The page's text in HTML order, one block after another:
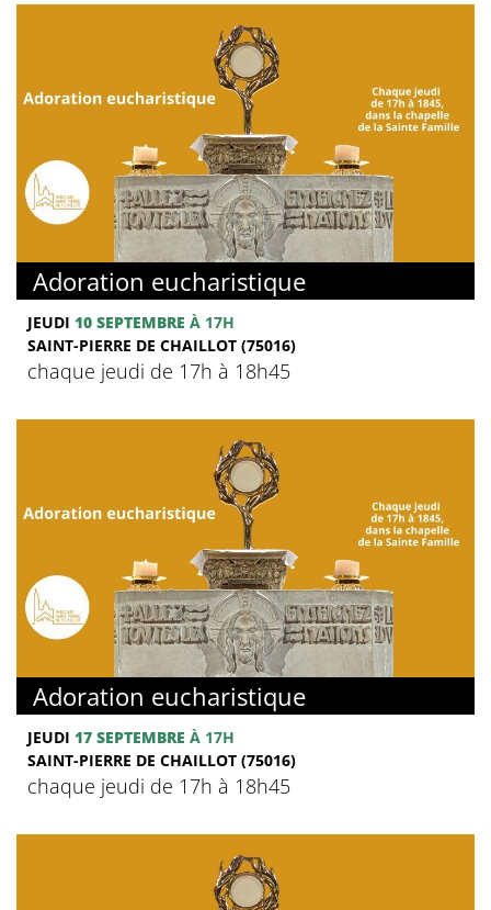
Adoration eucharistique
JEUDI 10 SEPTEMBRE À 17H
SAINT-PIERRE DE CHAILLOT (75016)
chaque jeudi de 17h à 18h45
Adoration eucharistique
JEUDI 17 SEPTEMBRE À 17H
SAINT-PIERRE DE CHAILLOT (75016)
chaque jeudi de 17h à 18h45